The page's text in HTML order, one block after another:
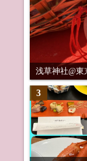
浅草神社@東
3